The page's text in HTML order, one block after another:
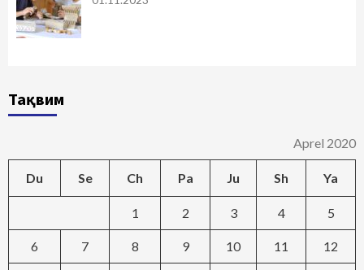
Тақвим
Aprel 2020
Du Se Ch Pa Ju Sh Ya
1 2 3 4 5
6 7 8 9 10 11 12